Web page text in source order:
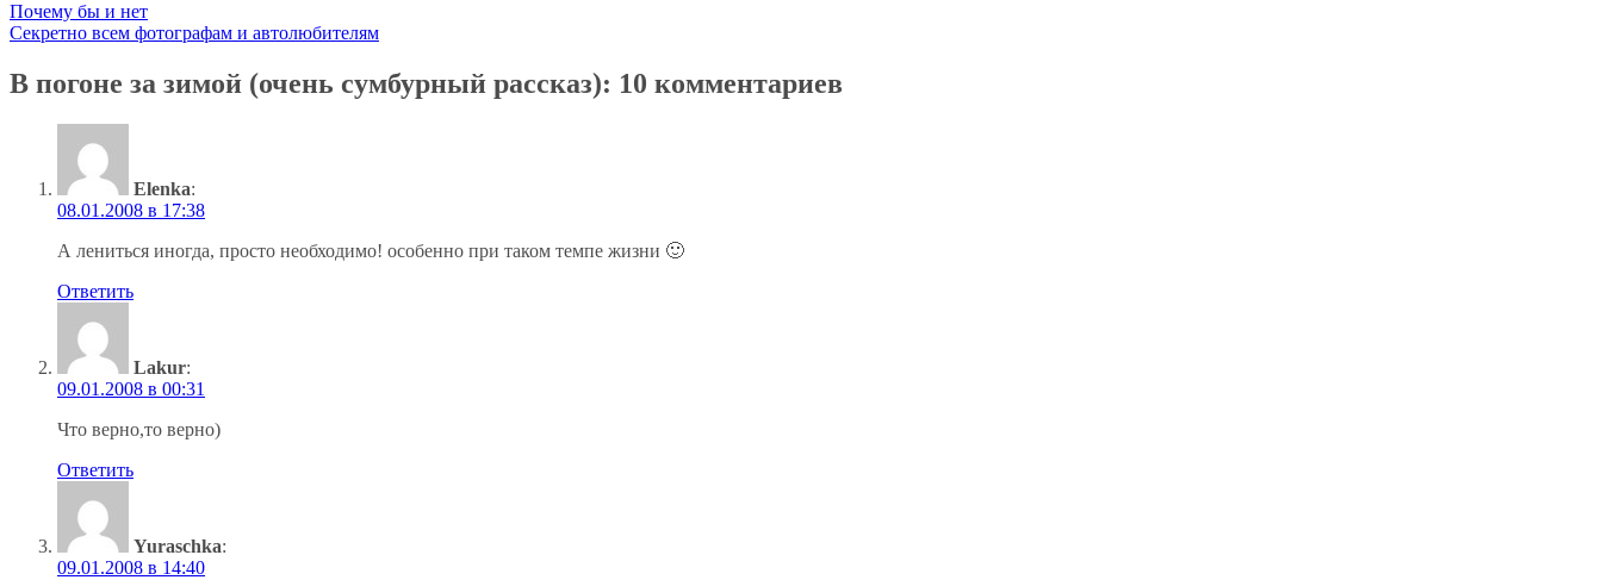
Почему бы и нет
Секретно всем фотографам и автолюбителям
В погоне за зимой (очень сумбурный рассказ): 10 комментариев
Elenka:
08.01.2008 в 17:38
А лениться иногда, просто необходимо! особенно при таком темпе жизни 🙂
Ответить
Lakur:
09.01.2008 в 00:31
Что верно,то верно)
Ответить
Yuraschka:
09.01.2008 в 14:40